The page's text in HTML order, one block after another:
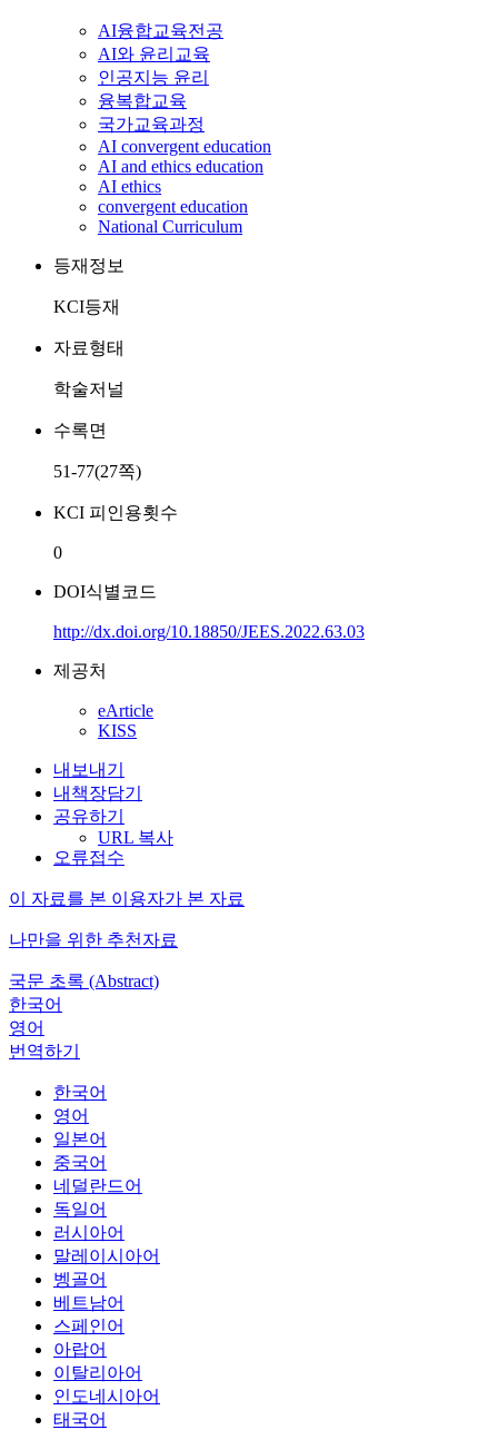
AI융합교육전공
AI와 윤리교육
인공지능 윤리
융복합교육
국가교육과정
AI convergent education
AI and ethics education
AI ethics
convergent education
National Curriculum
등재정보
KCI등재
자료형태
학술저널
수록면
51-77(27쪽)
KCI 피인용횟수
0
DOI식별코드
http://dx.doi.org/10.18850/JEES.2022.63.03
제공처
eArticle
KISS
내보내기
내책장담기
공유하기
URL 복사
오류접수
이 자료를 본 이용자가 본 자료
나만을 위한 추천자료
국문 초록 (Abstract)
한국어
영어
번역하기
한국어
영어
일본어
중국어
네덜란드어
독일어
러시아어
말레이시아어
벵골어
베트남어
스페인어
아랍어
이탈리아어
인도네시아어
태국어